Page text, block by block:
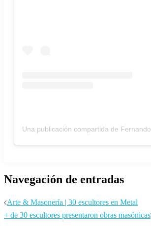
Navegación de entradas
Arte & Masonería | 30 escultores en Metal
+ de 30 escultores presentaron obras masónicas